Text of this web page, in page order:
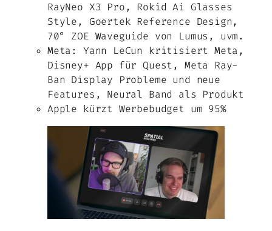
RayNeo X3 Pro, Rokid Ai Glasses
Style, Goertek Reference Design,
70° ZOE Waveguide von Lumus, uvm.
Meta: Yann LeCun kritisiert Meta,
Disney+ App für Quest, Meta Ray-
Ban Display Probleme und neue
Features, Neural Band als Produkt
Apple kürzt Werbebudget um 95%